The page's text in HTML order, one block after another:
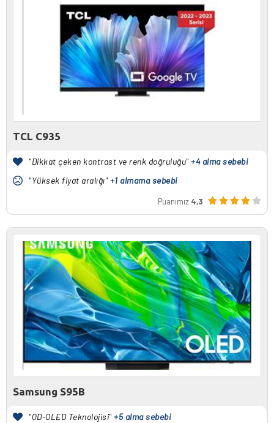
TCL C935
"Dikkat çeken kontrast ve renk doğruluğu" +4 alma sebebi
"Yüksek fiyat aralığı" +1 almama sebebi
Puanımız 4,3
Samsung S95B
"QD-OLED Teknolojisi" +5 alma sebebi